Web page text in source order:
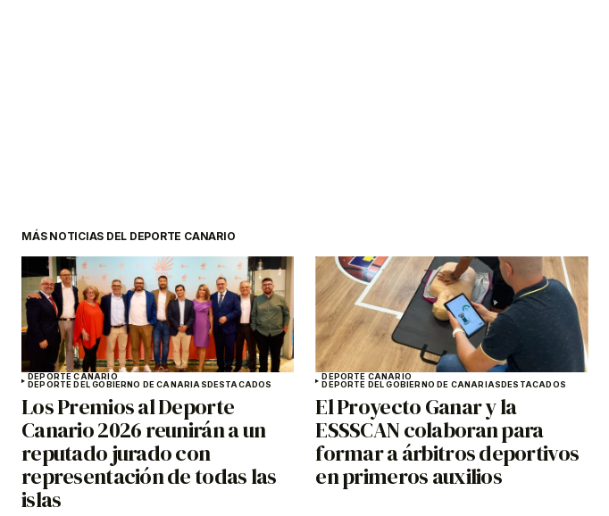
MÁS NOTICIAS DEL DEPORTE CANARIO
DEPORTE CANARIO
DEPORTE DEL GOBIERNO DE CANARIASDESTACADOS
Los Premios al Deporte
Canario 2026 reunirán a un
reputado jurado con
representación de todas las
islas
DEPORTE CANARIO
DEPORTE DEL GOBIERNO DE CANARIASDESTACADOS
El Proyecto Ganar y la
ESSSCAN colaboran para
formar a árbitros deportivos
en primeros auxilios